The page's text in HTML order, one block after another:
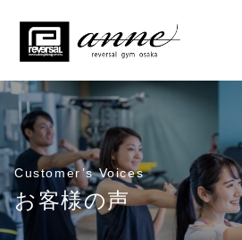
Customer’s Voices
お客様の声